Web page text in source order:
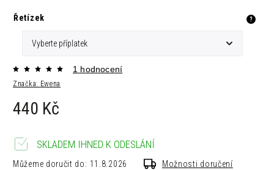
Řetízek ?
Značka: Ewena
1 hodnocení
440 Kč
SKLADEM IHNED K ODESLÁNÍ
Můžeme doručit do: 11.8.2026 Možnosti doručení